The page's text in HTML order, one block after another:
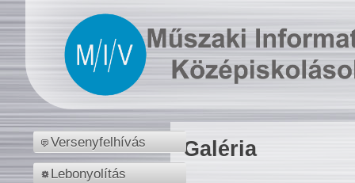
Versenyfelhívás
Lebonyolítás
Galéria